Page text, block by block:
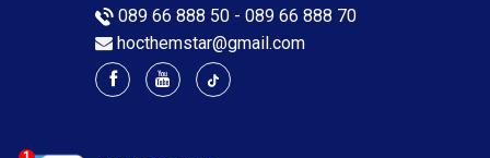
089 66 888 50 - 089 66 888 70
hocthemstar@gmail.com